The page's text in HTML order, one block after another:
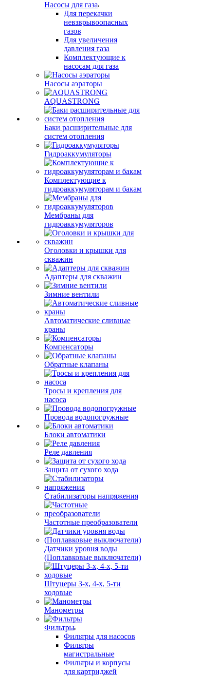
Насосы для газа
Для перекачки
невзврывоопасных
газов
Для увеличения
давления газа
Комплектующие к
насосам для газа
Насосы аэраторы
AQUASTRONG
Баки расширительные для
систем отопления
Гидроаккумуляторы
Комплектующие к
гидроаккумуляторам и бакам
Мембраны для
гидроаккумуляторов
Оголовки и крышки для
скважин
Адаптеры для скважин
Зимние вентили
Автоматические сливные
краны
Компенсаторы
Обратные клапаны
Тросы и крепления для
насоса
Провода водопогружные
Блоки автоматики
Реле давления
Защита от сухого хода
Стабилизаторы напряжения
Частотные преобразователи
Датчики уровня воды
(Поплавковые выключатели)
Штуцеры 3-х, 4-х, 5-ти
ходовые
Манометры
Фильтры
Фильтры для насосов
Фильтры
магистральные
Фильтры и корпусы
для картриджей